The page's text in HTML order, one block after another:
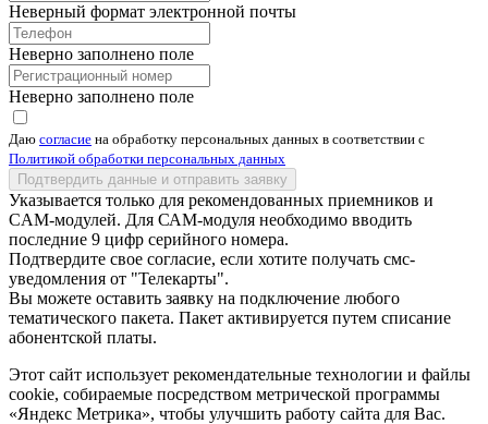
Неверный формат электронной почты
Неверно заполнено поле
Неверно заполнено поле
Даю согласие на обработку персональных данных в соответствии с
Политикой обработки персональных данных
Подтвердить данные и отправить заявку
Указывается только для рекомендованных приемников и
CAM-модулей. Для САМ-модуля необходимо вводить
последние 9 цифр серийного номера.
Подтвердите свое согласие, если хотите получать смс-
уведомления от "Телекарты".
Вы можете оставить заявку на подключение любого
тематического пакета. Пакет активируется путем списание
абонентской платы.
Этот сайт использует рекомендательные технологии и файлы
cookie, собираемые посредством метрической программы
«Яндекс Метрика», чтобы улучшить работу сайта для Вас.